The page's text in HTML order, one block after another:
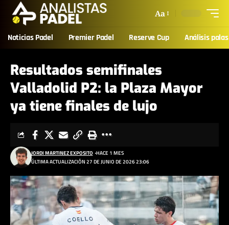
Aa
Noticias Padel Premier Padel Reserve Cup Análisis palas
Resultados semifinales
Valladolid P2: la Plaza Mayor
ya tiene finales de lujo
ÚLTIMA ACTUALIZACIÓN 27 DE JUNIO DE 2026 23:06
JORDI MARTINEZ EXPOSITO HACE 1 MES